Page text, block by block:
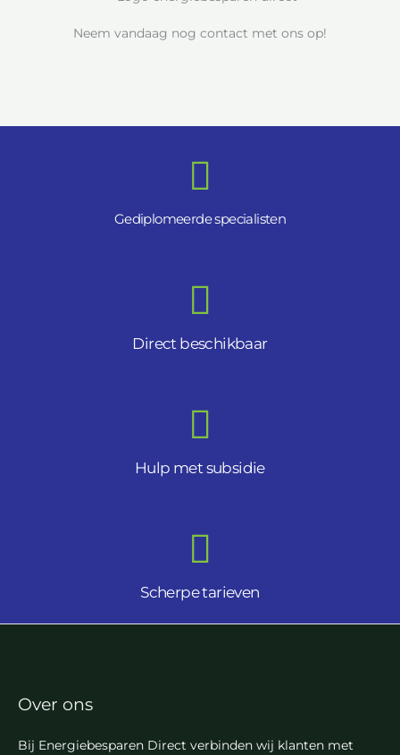
Neem vandaag nog contact met ons op!
Gediplomeerde specialisten
Direct beschikbaar
Hulp met subsidie
Scherpe tarieven
Over ons
Bij Energiebesparen Direct verbinden wij klanten met